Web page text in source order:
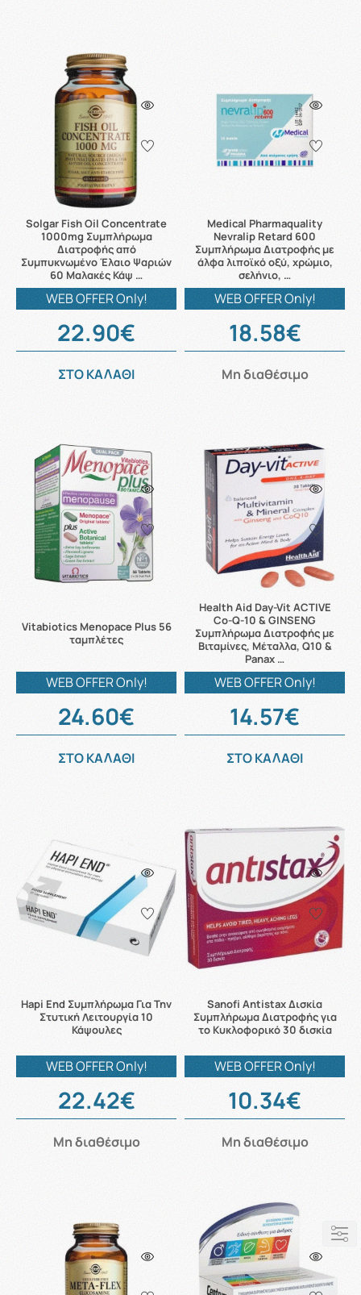
Solgar Fish Oil Concentrate
1000mg Συμπλήρωμα
Διατροφής από
Συμπυκνωμένο Έλαιο Ψαριών
60 Μαλακές Κάψ …
WEB OFFER Only!
22.90€
ΣΤΟ ΚΑΛΑΘΙ
Medical Pharmaquality
Nevralip Retard 600
Συμπλήρωμα Διατροφής με
άλφα λιποϊκό οξύ, χρώμιο,
σελήνιο, …
WEB OFFER Only!
18.58€
Μη διαθέσιμο
Vitabiotics Menopace Plus 56
ταμπλέτες
WEB OFFER Only!
24.60€
ΣΤΟ ΚΑΛΑΘΙ
Health Aid Day-Vit ACTIVE
Co-Q-10 & GINSENG
Συμπλήρωμα Διατροφής με
Βιταμίνες, Μέταλλα, Q10 &
Panax …
WEB OFFER Only!
14.57€
ΣΤΟ ΚΑΛΑΘΙ
Hapi End Συμπλήρωμα Για Την
Στυτική Λειτουργία 10
Κάψουλες
WEB OFFER Only!
22.42€
Μη διαθέσιμο
Sanofi Antistax Δισκία
Συμπλήρωμα Διατροφής για
το Κυκλοφορικό 30 δισκία
WEB OFFER Only!
10.34€
Μη διαθέσιμο